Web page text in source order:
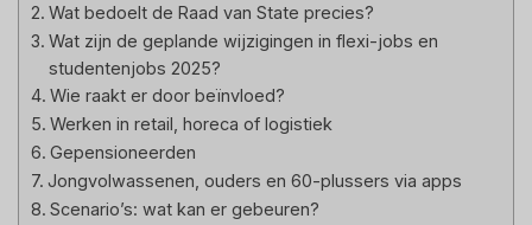
Wat bedoelt de Raad van State precies?
Wat zijn de geplande wijzigingen in flexi-jobs en
studentenjobs 2025?
Wie raakt er door beïnvloed?
Werken in retail, horeca of logistiek
Gepensioneerden
Jongvolwassenen, ouders en 60-plussers via apps
Scenario’s: wat kan er gebeuren?